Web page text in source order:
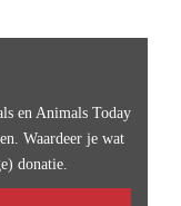
en Animals Today
Waardeer je wat
donatie.